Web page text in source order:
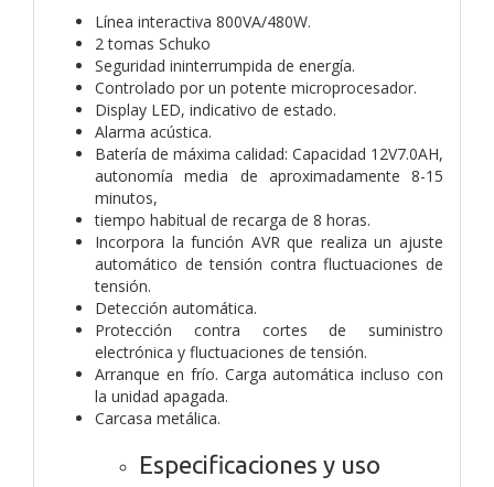
Línea interactiva 800VA/480W.
2 tomas Schuko
Seguridad ininterrumpida de energía.
Controlado por un potente microprocesador.
Display LED, indicativo de estado.
Alarma acústica.
Batería de máxima calidad: Capacidad 12V7.0AH,
autonomía media de aproximadamente 8-15
minutos,
tiempo habitual de recarga de 8 horas.
Incorpora la función AVR que realiza un ajuste
automático de tensión contra fluctuaciones de
tensión.
Detección automática.
Protección contra cortes de suministro
electrónica y fluctuaciones de tensión.
Arranque en frío. Carga automática incluso con
la unidad apagada.
Carcasa metálica.
Especificaciones y uso